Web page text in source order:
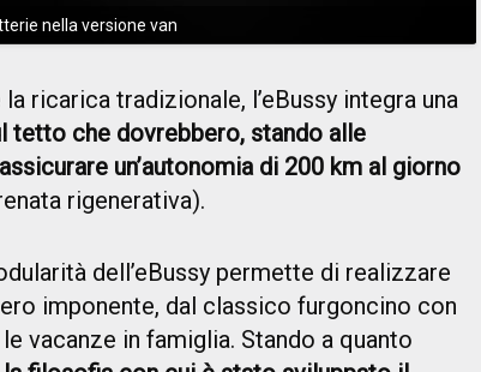
nella versione van
ricarica tradizionale, l’eBussy integra una
tetto che dovrebbero, stando alle
un’autonomia di 200 km al giorno
rigenerativa).
dell’eBussy permette di realizzare
imponente, dal classico furgoncino con
vacanze in famiglia. Stando a quanto